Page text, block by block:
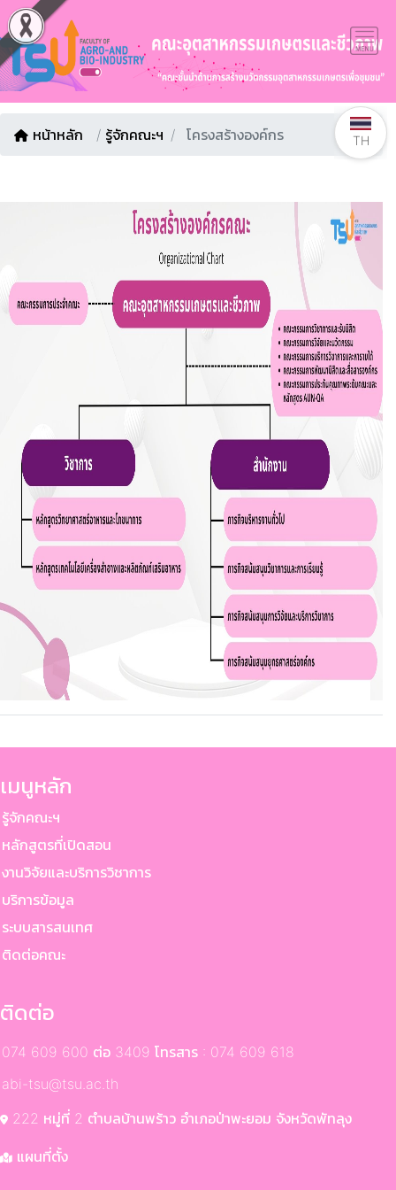
หน้าหลัก / รู้จักคณะฯ โครงสร้างองค์กร
เมนูหลัก
กคณะฯ
กสูตรที่เปิดสอน
นวิจัยและบริการวิชาการ
การข้อมูล
บบสารสนเทศ
ดต่อคณะ
ติดต่อ
609 600 ต่อ 3409 โทรสาร : 074 609 618
tsu@tsu.ac.th
222 หมู่ที่ 2 ตำบลบ้านพร้าว อำเภอป่าพะยอม จังหวัดพัทลุง
แผนที่ตั้ง
TH